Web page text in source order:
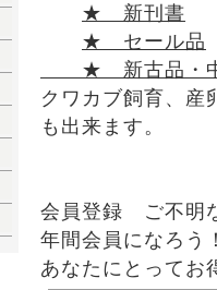
★ 新刊書
★ セール品
★ 新古品・中
クワカブ飼育、産
も出来ます。
会員登録 ご不明
年間会員になろう
あなたにとってお